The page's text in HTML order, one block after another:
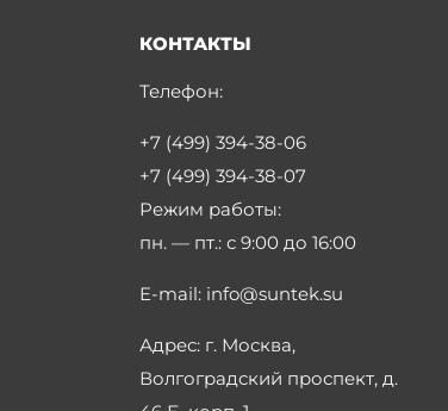
КОНТАКТЫ
Телефон:
+7 (499) 394-38-06
+7 (499) 394-38-07
Режим работы:
пн. — пт.: с 9:00 до 16:00
E-mail: info@suntek.su
Адрес:г. Москва,
Волгоградский проспект, д.